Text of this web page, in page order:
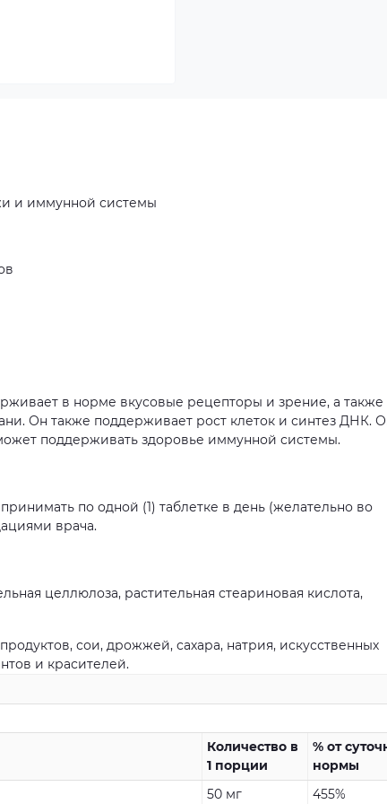
и иммунной системы
в норме вкусовые рецепторы и зрение, а также
Он также поддерживает рост клеток и синтез ДНК.
поддерживать здоровье иммунной системы.
по одной (1) таблетке в день (желательно во
врача.
целлюлоза, растительная стеариновая кислота,
сои, дрожжей, сахара, натрия, искусственных
и красителей.
Количество в
1 порции
% от
нормы
50 мг
455%